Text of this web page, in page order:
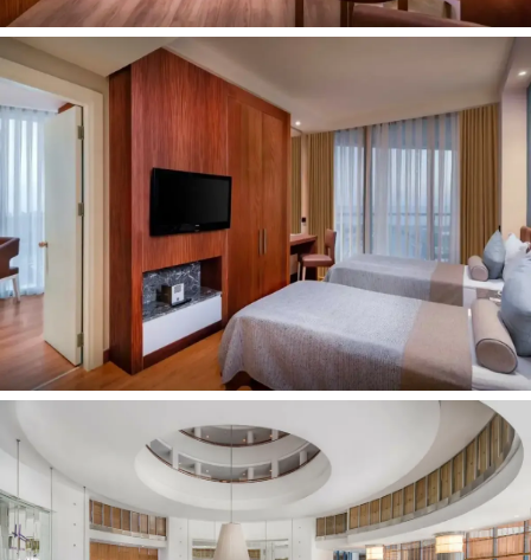
Privatus
Smėlio
Skėčiai, gultai - nemokamai
Kontaktai:
Adresas:
Kemerağzı Mevkii Kundu Bölgesi, 07100 Antalya,
Telefonas: